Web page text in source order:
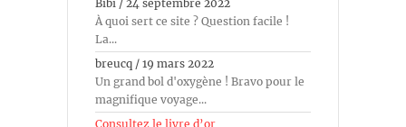
Bibi / 24 septembre 2022
À quoi sert ce site ? Question facile !
La...
breucq / 19 mars 2022
Un grand bol d'oxygène ! Bravo pour le
magnifique voyage...
Consultez le livre d’or